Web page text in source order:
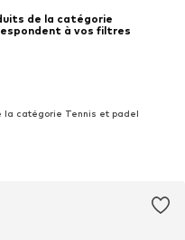
de la catégorie
à vos filtres
la catégorie Tennis et padel